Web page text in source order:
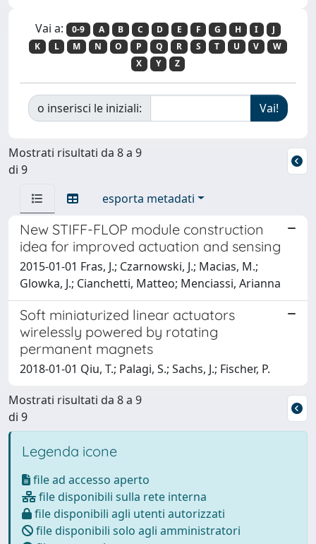
Vai a: 0-9 A B C D E F G H I
J
K
L M N O P Q R S T U V
W
X
Y Z
o inserisci le iniziali:
Mostrati risultati da 8 a 9
di 9
esporta metadati
New STIFF-FLOP module construction
idea for improved actuation and sensing
2015-01-01 Fras, J.; Czarnowski, J.; Macias, M.;
Glowka, J.; Cianchetti, Matteo; Menciassi, Arianna
Soft miniaturized linear actuators
wirelessly powered by rotating
permanent magnets
2018-01-01 Qiu, T.; Palagi, S.; Sachs, J.; Fischer, P.
Mostrati risultati da 8 a 9
di 9
Legenda icone
file ad accesso aperto
file disponibili sulla rete interna
file disponibili agli utenti autorizzati
file disponibili solo agli amministratori